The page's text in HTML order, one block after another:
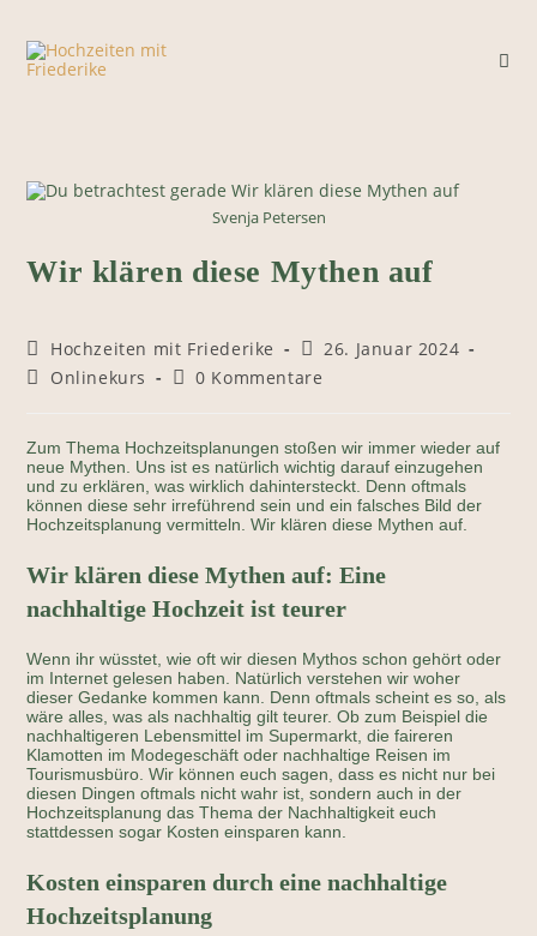
springen
Svenja Petersen
Wir klären diese Mythen auf
Beitrags-
Autor:
Hochzeiten mit Friederike
Beitrag
veröffentlicht:
26. Januar 2024
Beitrags-
Onlinekurs
Beitrags-
0 Kommentare
Zum Thema Hochzeitsplanungen stoßen wir immer wieder auf
neue Mythen. Uns ist es natürlich wichtig darauf einzugehen
und zu erklären, was wirklich dahintersteckt. Denn oftmals
können diese sehr irreführend sein und ein falsches Bild der
Hochzeitsplanung vermitteln. Wir klären diese Mythen auf.
Wir klären diese Mythen auf: Eine
nachhaltige Hochzeit ist teurer
Wenn ihr wüsstet, wie oft wir diesen Mythos schon gehört oder
im Internet gelesen haben. Natürlich verstehen wir woher
dieser Gedanke kommen kann. Denn oftmals scheint es so, als
wäre alles, was als nachhaltig gilt teurer. Ob zum Beispiel die
nachhaltigeren Lebensmittel im Supermarkt, die faireren
Klamotten im Modegeschäft oder nachhaltige Reisen im
Tourismusbüro. Wir können euch sagen, dass es nicht nur bei
diesen Dingen oftmals nicht wahr ist, sondern auch in der
Hochzeitsplanung das Thema der Nachhaltigkeit euch
stattdessen sogar Kosten einsparen kann.
Kosten einsparen durch eine nachhaltige
Hochzeitsplanung